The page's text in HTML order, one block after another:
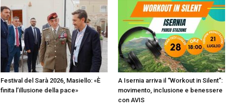
Festival del Sarà 2026, Masiello: «È
finita l’illusione della pace»
A Isernia arriva il “Workout in Silent”:
movimento, inclusione e benessere
con AVIS